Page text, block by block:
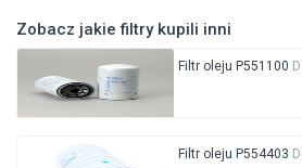
Zobacz jakie filtry kupili inni
Filtr oleju P551100
Filtr oleju P554403